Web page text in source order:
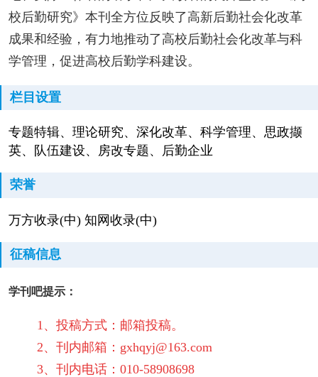
校后勤研究》本刊全方位反映了高新后勤社会化改革
成果和经验，有力地推动了高校后勤社会化改革与科
学管理，促进高校后勤学科建设。
栏目设置
专题特辑、理论研究、深化改革、科学管理、思政撷
英、队伍建设、房改专题、后勤企业
荣誉
万方收录(中) 知网收录(中)
征稿信息
学刊吧提示：
1、投稿方式：邮箱投稿。
2、刊内邮箱：gxhqyj@163.com
3、刊内电话：010-58908698